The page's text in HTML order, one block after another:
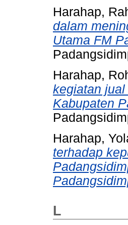
Harahap,
dalam
Utama FM
Harahap,
kegiatan
Kabupaten
Harahap,
terhadap
L